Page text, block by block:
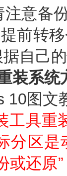
意备份
前转
自己
装系统
图文
工具
分区
或还原